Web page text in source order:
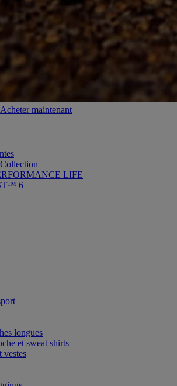
Acheter maintenant
LIFE
6
longues
et sweat shirts
vestes